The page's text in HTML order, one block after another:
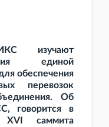
изучают
единой
обеспечения
перевозок
Об
говорится в
XVI саммита